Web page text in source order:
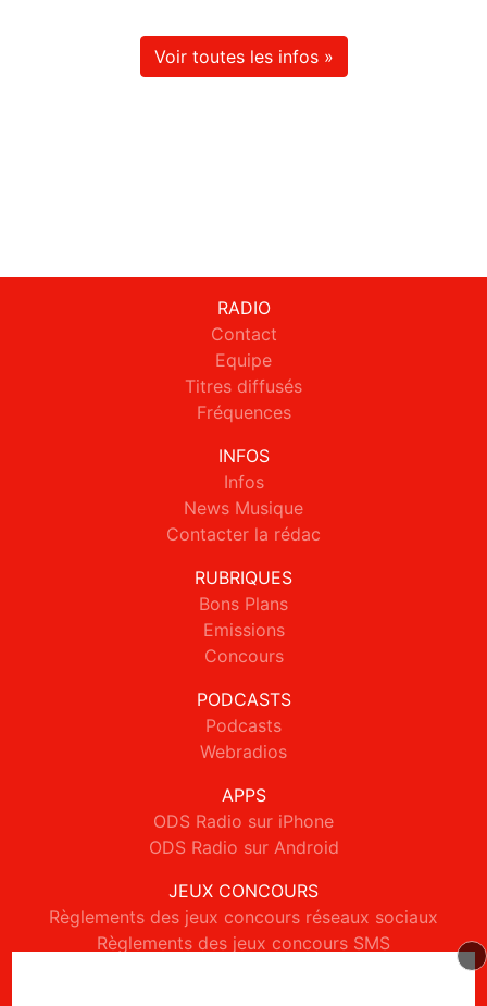
Voir toutes les infos »
RADIO
Contact
Equipe
Titres diffusés
Fréquences
INFOS
Infos
News Musique
Contacter la rédac
RUBRIQUES
Bons Plans
Emissions
Concours
PODCASTS
Podcasts
Webradios
APPS
ODS Radio sur iPhone
ODS Radio sur Android
JEUX CONCOURS
Règlements des jeux concours réseaux sociaux
Règlements des jeux concours SMS